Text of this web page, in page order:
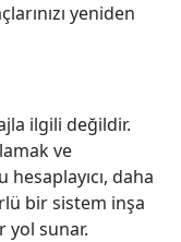
yeniden
ilgili değildir.
ve
daha
bir sistem inşa
yol sunar.